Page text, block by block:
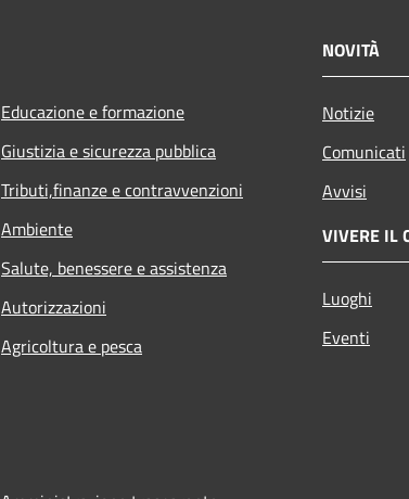
Educazione e formazione
Giustizia e sicurezza pubblica
Tributi,finanze e contravvenzioni
Ambiente
Salute, benessere e assistenza
Autorizzazioni
Agricoltura e pesca
NOVITÀ
Notizie
Comunicati
Avvisi
VIVERE IL
Luoghi
Eventi